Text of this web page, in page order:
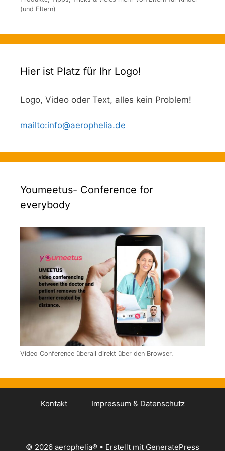
(und Eltern)
Hier ist Platz für Ihr Logo!
Logo, Video oder Text, alles kein Problem!
mailto:info@aerophelia.de
Youmeetus- Conference for
everybody
Video Conference überall direkt über den Browser.
Kontakt Impressum & Datenschutz
© 2026 aerophelia® • Erstellt mit GeneratePress